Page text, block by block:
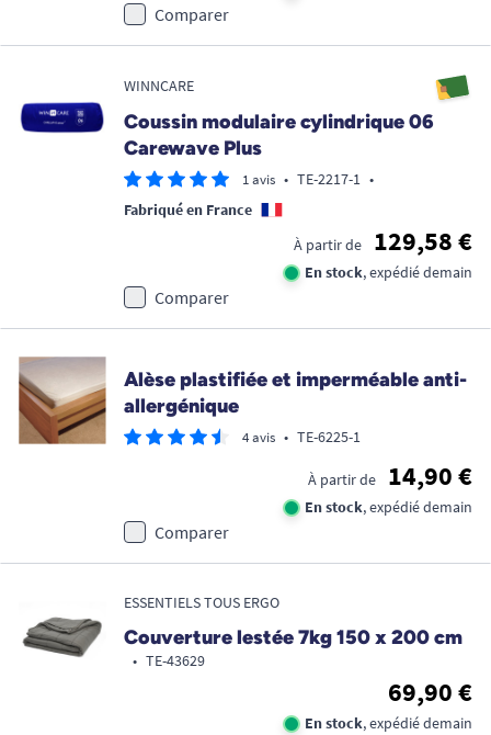
Comparer
WINNCARE
Coussin modulaire cylindrique 06
Carewave Plus
1 avis • TE-2217-1 •
Fabriqué en France
À partir de
129,58 €
En stock, expédié demain
Comparer
Alèse plastifiée et imperméable anti-
allergénique
4 avis • TE-6225-1
À partir de 14,90 €
En stock, expédié demain
Comparer
ESSENTIELS TOUS ERGO
Couverture lestée 7kg 150 x 200 cm
• TE-43629
69,90 €
En stock, expédié demain